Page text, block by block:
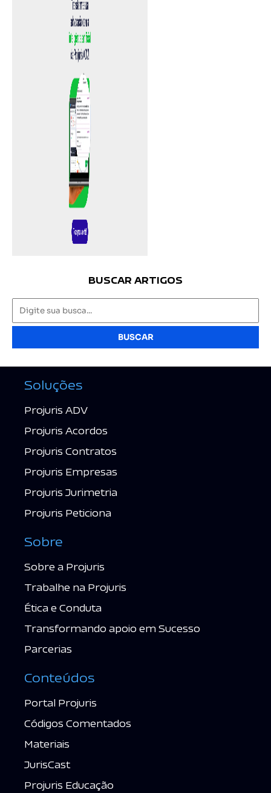
BUSCAR ARTIGOS
BUSCAR
Soluções
Projuris ADV
Projuris Acordos
Projuris Contratos
Projuris Empresas
Projuris Jurimetria
Projuris Peticiona
Sobre
Sobre a Projuris
Trabalhe na Projuris
Ética e Conduta
Transformando apoio em Sucesso
Parcerias
Conteúdos
Portal Projuris
Códigos Comentados
Materiais
JurisCast
Projuris Educação